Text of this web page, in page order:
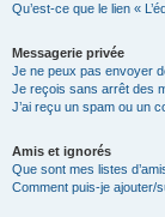
Qu’est-ce que le lien «
Messagerie privée
Je ne peux pas envoyer
Je reçois sans arrêt des
J’ai reçu un spam ou un
Amis et ignorés
Que sont mes listes
Comment puis-je ajouter/